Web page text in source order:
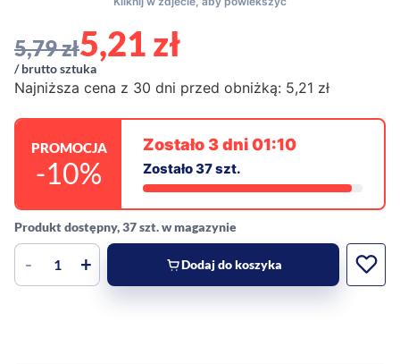
5,79zł5,21zł
/ brutto sztuka
Najniższa cena z 30 dni przed obniżką: 5,21 zł
PROMOCJA
-10%
Zostało 3 dni 01:10
Zostało 37 szt.
Produkt dostępny, 37 szt. w magazynie
- + Dodaj do koszyka